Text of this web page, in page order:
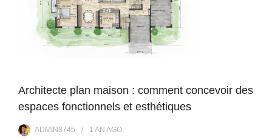
Architecte plan maison : comment concevoir des
espaces fonctionnels et esthétiques
ADMIN8745 1 AN AGO